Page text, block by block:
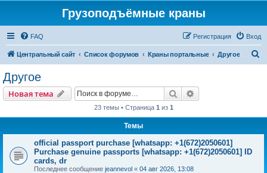
Грузоподъёмные краны
FAQ Вход
Регистрация
Центральный сайт Список форумов Краны портальные Другое
Другое
Новая тема Поиск
23 темы • Страница 1 из 1
Темы
official passport purchase [whatsapp: +1(672)2050601]
Purchase genuine passports [whatsapp: +1(672)2050601] ID
cards, dr
Последнее сообщение jeannevol « 04 авг 2026, 13:08